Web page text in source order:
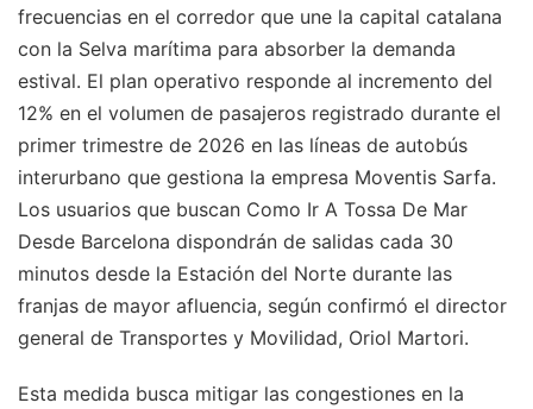
frecuencias en el corredor que une la capital catalana
con la Selva marítima para absorber la demanda
estival. El plan operativo responde al incremento del
12% en el volumen de pasajeros registrado durante el
primer trimestre de 2026 en las líneas de autobús
interurbano que gestiona la empresa Moventis Sarfa.
Los usuarios que buscan Como Ir A Tossa De Mar
Desde Barcelona dispondrán de salidas cada 30
minutos desde la Estación del Norte durante las
franjas de mayor afluencia, según confirmó el director
general de Transportes y Movilidad, Oriol Martori.
Esta medida busca mitigar las congestiones en la